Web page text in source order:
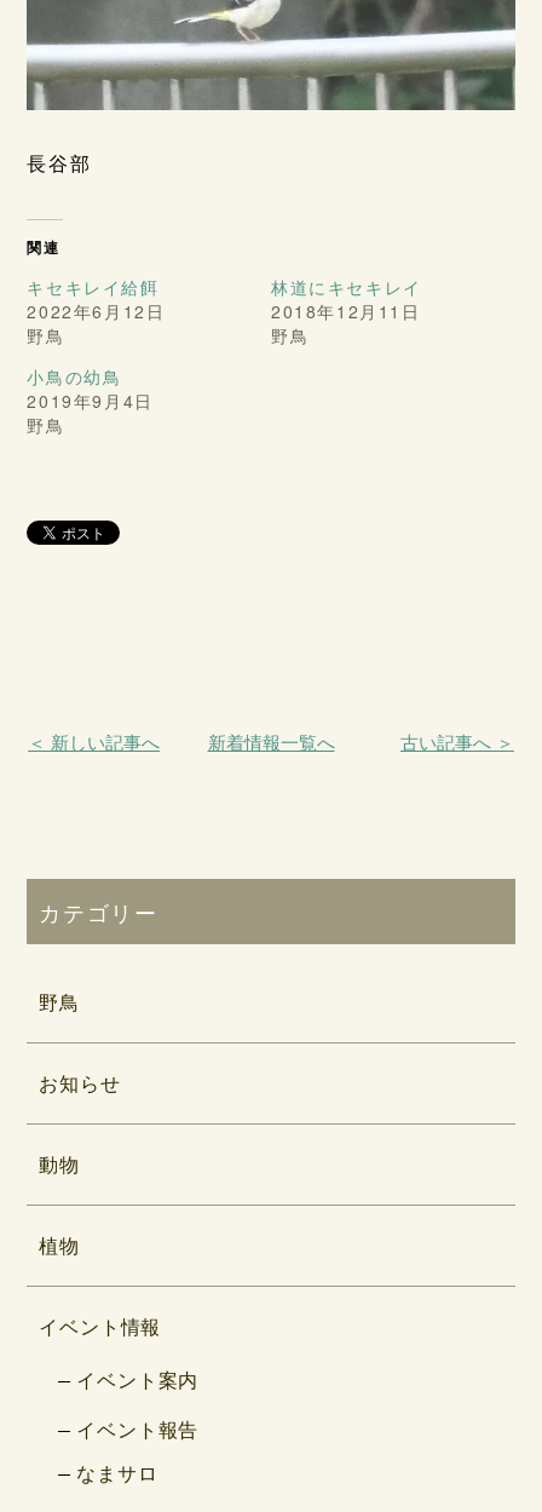
長谷部
関連
キセキレイ給餌
2022年6月12日
野鳥
林道にキセキレイ
2018年12月11日
野鳥
小鳥の幼鳥
2019年9月4日
野鳥
＜ 新しい記事へ 新着情報一覧へ 古い記事へ ＞
カテゴリー
野鳥
お知らせ
動物
植物
イベント情報
イベント案内
イベント報告
なまサロ